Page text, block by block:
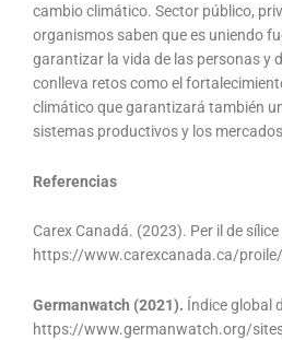
cambio climático. Sector público,
organismos saben que es uniendo
garantizar la vida de las personas y
conlleva retos como el
climático que garantizará también
sistemas productivos y los
Referencias
Carex Canadá. (2023). Per il de
https://www.carexcanada.ca/
Germanwatch (2021). Índice global
https://www.germanwatch.org/